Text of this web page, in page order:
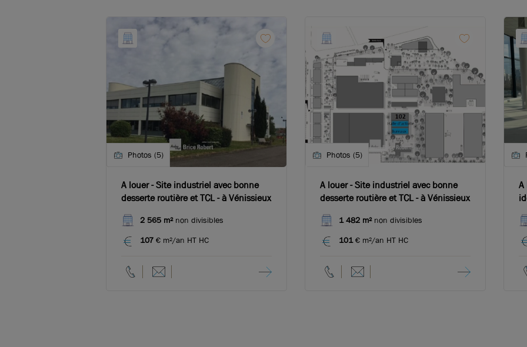
Photos (5)
A louer - Site industriel avec bonne
desserte routière et TCL - à Vénissieux
2 565 m²non divisibles
107 € m²/an HT HC
Photos (5)
A louer - Site industriel avec bonne
desserte routière et TCL - à Vénissieux
1 482 m²non divisibles
101€ m²/an HT HC
A